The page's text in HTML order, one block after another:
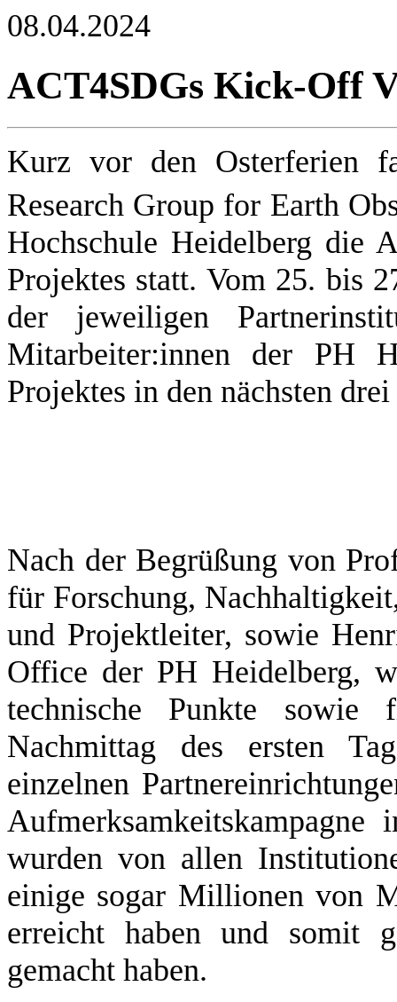
08.04.2024
ACT4SDGs Kick-Off
Kurz vor den Osterferien
Research Group for Earth
Hochschule Heidelberg die
Projektes statt. Vom 25. bis
der jeweiligen
Mitarbeiter:innen der PH
Projektes in den nächsten
Nach der Begrüßung von
für Forschung,
und Projektleiter, sowie
Office der PH Heidelberg,
technische Punkte sowie
Nachmittag des ersten
einzelnen
wurden von allen
einige sogar Millionen von
erreicht haben und somit
gemacht haben.